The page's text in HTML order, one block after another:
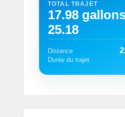
TOTAL TRAJET
17.98
25.18
Distance
Durée du trajet